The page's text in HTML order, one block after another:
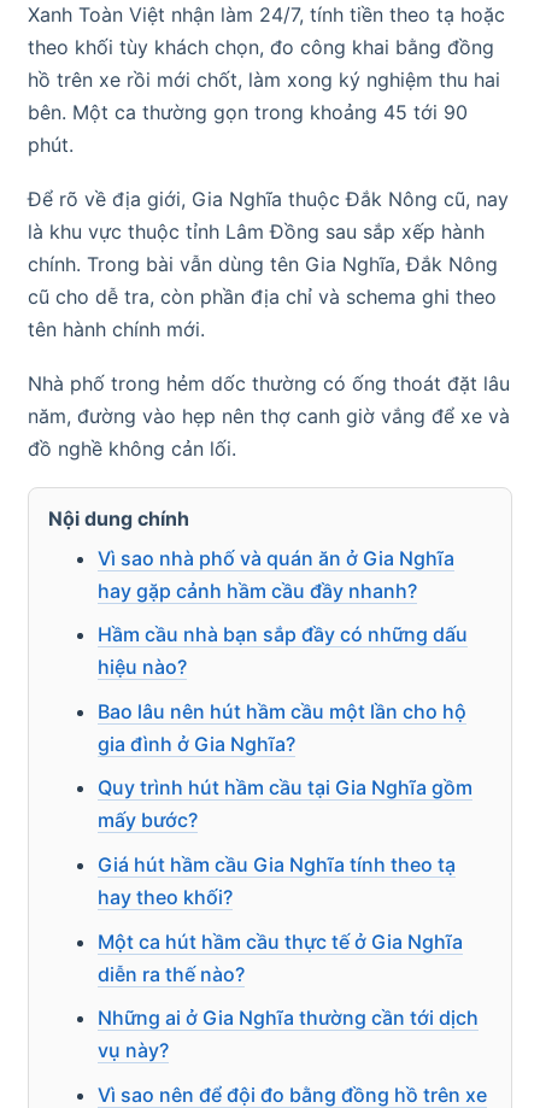
Xanh Toàn Việt nhận làm 24/7, tính tiền theo tạ hoặc
theo khối tùy khách chọn, đo công khai bằng đồng
hồ trên xe rồi mới chốt, làm xong ký nghiệm thu hai
bên. Một ca thường gọn trong khoảng 45 tới 90
phút.
Để rõ về địa giới, Gia Nghĩa thuộc Đắk Nông cũ, nay
là khu vực thuộc tỉnh Lâm Đồng sau sắp xếp hành
chính. Trong bài vẫn dùng tên Gia Nghĩa, Đắk Nông
cũ cho dễ tra, còn phần địa chỉ và schema ghi theo
tên hành chính mới.
Nhà phố trong hẻm dốc thường có ống thoát đặt lâu
năm, đường vào hẹp nên thợ canh giờ vắng để xe và
đồ nghề không cản lối.
Nội dung chính
Vì sao nhà phố và quán ăn ở Gia Nghĩa
hay gặp cảnh hầm cầu đầy nhanh?
Hầm cầu nhà bạn sắp đầy có những dấu
hiệu nào?
Bao lâu nên hút hầm cầu một lần cho hộ
gia đình ở Gia Nghĩa?
Quy trình hút hầm cầu tại Gia Nghĩa gồm
mấy bước?
Giá hút hầm cầu Gia Nghĩa tính theo tạ
hay theo khối?
Một ca hút hầm cầu thực tế ở Gia Nghĩa
diễn ra thế nào?
Những ai ở Gia Nghĩa thường cần tới dịch
vụ này?
Vì sao nên để đội đo bằng đồng hồ trên xe